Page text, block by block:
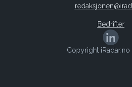
Bedrifter
Copyright